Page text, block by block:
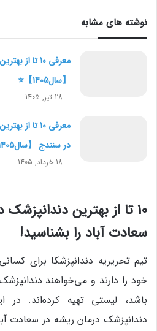
نوشته های مشابه
معرفی 10 تا
【سال1405】⭐
28 تیر, 1405
معرفی 10 تا
در سنندج 【سال1405】⭐
18 خرداد, 1405
10 تا از بهترین
سعادت آباد را بشناسید!
تیم تحریریه دندانپزشکا برای
خود را دارند و می‌خواهند
باشد، لیستی تهیه کرده‌اند.
دندانپزشک درمان ریشه در سعادت